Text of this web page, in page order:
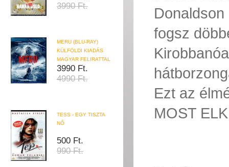
3990 Ft.
MERU (BLU-RAY)
KÜLFÖLDI KIADÁS
MAGYAR FELIRATTAL
3990 Ft.
4990 Ft.
TESS - EGY TISZTA
NŐ
500 Ft.
990 Ft.
fogsz
Ezt az
MOST